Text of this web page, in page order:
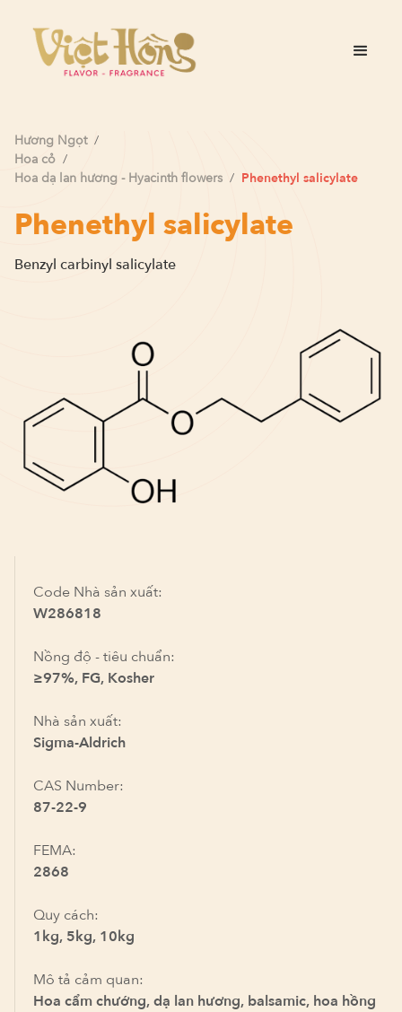
Hương Ngọt /
Hoa cỏ /
Hoa dạ lan hương - Hyacinth flowers / Phenethyl salicylate
Phenethyl salicylate
Benzyl carbinyl salicylate
Code Nhà sản xuất:
W286818
Nồng độ - tiêu chuẩn:
≥97%, FG, Kosher
Nhà sản xuất:
Sigma-Aldrich
CAS Number:
87-22-9
FEMA:
2868
Quy cách:
1kg, 5kg, 10kg
Mô tả cảm quan:
Hoa cẩm chướng, dạ lan hương, balsamic, hoa hồng